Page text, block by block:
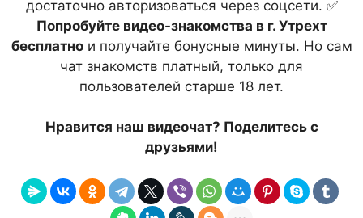
достаточно авторизоваться через соцсети. ✅
Попробуйте видео-знакомства в г. Утрехт
бесплатнои получайте бонусные минуты. Но сам
чат знакомств платный, только для
пользователей старше 18 лет.
Нравится наш видеочат? Поделитесь с
друзьями!